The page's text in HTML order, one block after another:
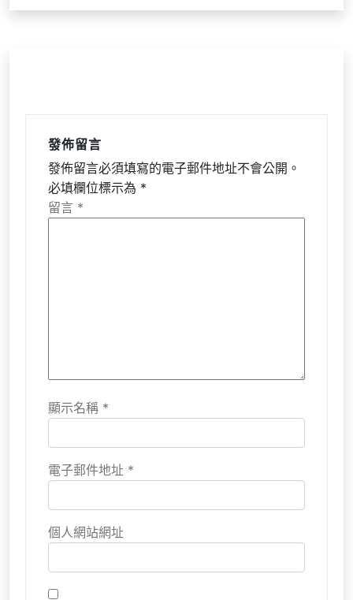
發佈留言
發佈留言必須填寫的電子郵件地址不會公開。
必填欄位標示為 *
留言 *
顯示名稱 *
電子郵件地址 *
個人網站網址